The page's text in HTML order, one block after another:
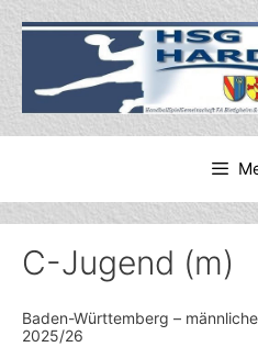
Inhalt
C-Jugend (m)
Baden-Württemberg –
2025/26